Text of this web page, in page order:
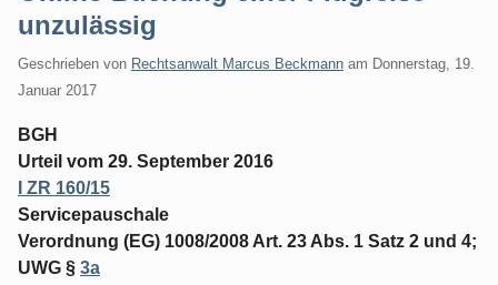
unzulässig
Geschrieben von Rechtsanwalt Marcus Beckmann am Donnerstag, 19.
Januar 2017
BGH
Urteil vom 29. September 2016
I ZR 160/15
Servicepauschale
Verordnung (EG) 1008/2008 Art. 23 Abs. 1 Satz 2 und 4;
UWG § 3a